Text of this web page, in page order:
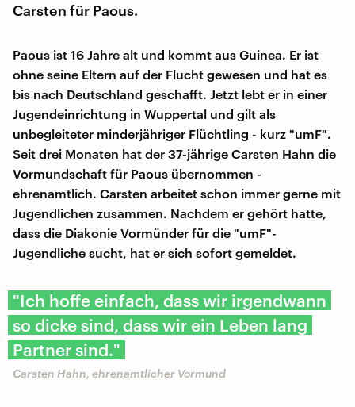
Carsten für Paous.
Paous ist 16 Jahre alt und kommt aus Guinea. Er ist
ohne seine Eltern auf der Flucht gewesen und hat es
bis nach Deutschland geschafft. Jetzt lebt er in einer
Jugendeinrichtung in Wuppertal und gilt als
unbegleiteter minderjähriger Flüchtling - kurz "umF".
Seit drei Monaten hat der 37-jährige Carsten Hahn die
Vormundschaft für Paous übernommen -
ehrenamtlich. Carsten arbeitet schon immer gerne mit
Jugendlichen zusammen. Nachdem er gehört hatte,
dass die Diakonie Vormünder für die "umF"-
Jugendliche sucht, hat er sich sofort gemeldet.
"Ich hoffe einfach, dass wir irgendwann
so dicke sind, dass wir ein Leben lang
Partner sind."
Carsten Hahn, ehrenamtlicher Vormund